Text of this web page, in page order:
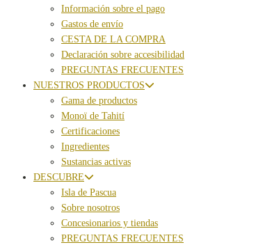
Información sobre el pago
Gastos de envío
CESTA DE LA COMPRA
Declaración sobre accesibilidad
PREGUNTAS FRECUENTES
NUESTROS PRODUCTOS
Gama de productos
Monoï de Tahití
Certificaciones
Ingredientes
Sustancias activas
DESCUBRE
Isla de Pascua
Sobre nosotros
Concesionarios y tiendas
PREGUNTAS FRECUENTES